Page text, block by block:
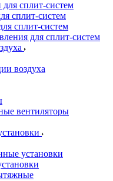
сплит-систем
сплит-систем
сплит-систем
для сплит-систем
воздуха
вентиляторы
установки